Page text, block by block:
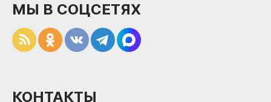
МЫ В СОЦСЕТЯХ
КОНТАКТЫ